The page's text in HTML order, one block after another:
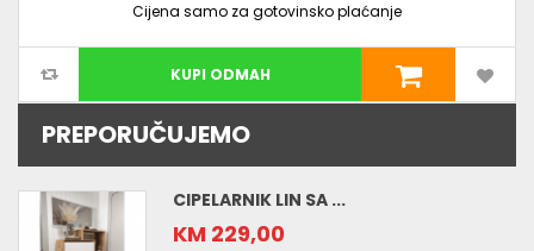
Cijena samo za gotovinsko plaćanje
KUPI ODMAH
PREPORUČUJEMO
CIPELARNIK LIN SA ...
KM 229,00